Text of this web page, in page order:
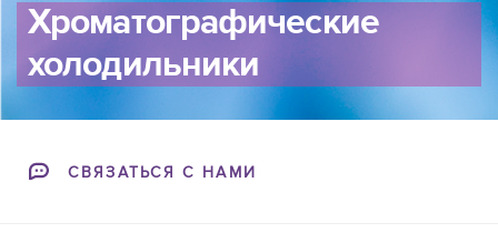
Хроматографические
холодильники
СВЯЗАТЬСЯ С НАМИ